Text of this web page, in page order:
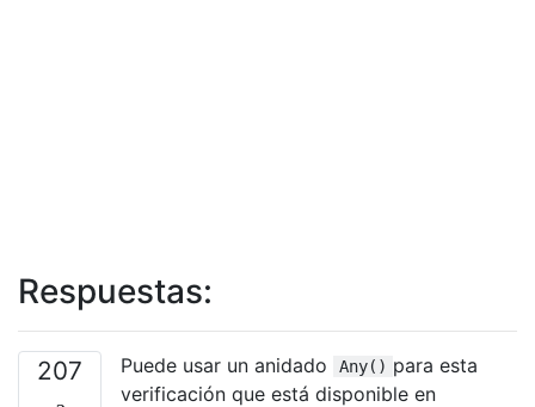
Respuestas:
207 Puede usar un anidado Any() para esta
verificación que está disponible en